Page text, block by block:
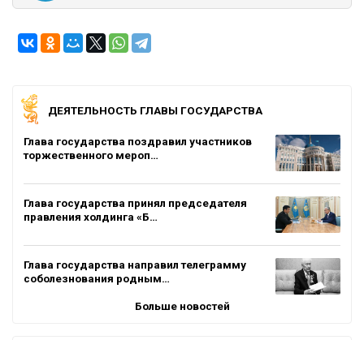
ДЕЯТЕЛЬНОСТЬ ГЛАВЫ ГОСУДАРСТВА
Глава государства поздравил участников
торжественного мероп…
Глава государства принял председателя
правления холдинга «Б…
Глава государства направил телеграмму
соболезнования родным…
Больше новостей